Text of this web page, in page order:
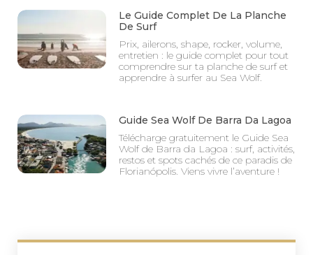
Le Guide Complet De La Planche
De Surf
Prix, ailerons, shape, rocker, volume,
entretien : le guide complet pour tout
comprendre sur ta planche de surf et
apprendre à surfer au Sea Wolf.
Guide Sea Wolf De Barra Da Lagoa
Télécharge gratuitement le Guide Sea
Wolf de Barra da Lagoa : surf, activités,
restos et spots cachés de ce paradis de
Florianópolis. Viens vivre l’aventure !